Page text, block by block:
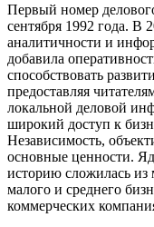
Первый номер
сентября 1992 года. В
аналитичности и
добавила
способствовать
предоставляя
локальной деловой
широкий доступ к
Независимость,
основные ценности.
историю сложилась из
малого и среднего
коммерческих